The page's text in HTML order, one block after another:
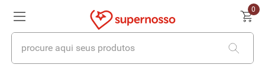
0
procure aqui seus produtos